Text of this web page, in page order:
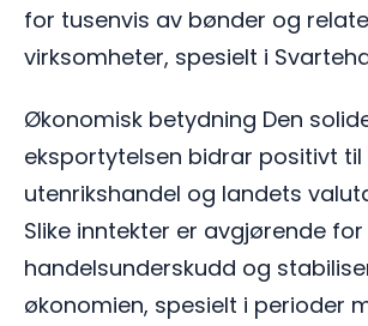
for tusenvis av bønder og
virksomheter, spesielt i
Økonomisk betydning Den
eksportytelsen bidrar positivt til
utenrikshandel og landets
Slike inntekter er avgjørende
handelsunderskudd og
økonomien, spesielt i perioder